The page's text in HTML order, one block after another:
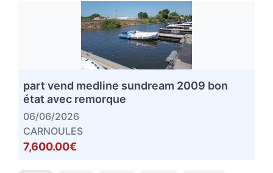
part vend medline sundream 2009 bon
état avec remorque
06/06/2026
CARNOULES
7,600.00€